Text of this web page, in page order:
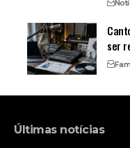
ser
Últimas notícias